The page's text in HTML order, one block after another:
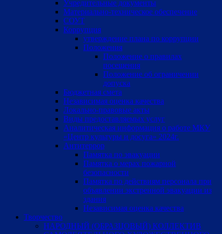
Учредительные документы
Материально-техническое обеспечение
СОУТ
Коррупция
утверждение плана по коррупции
Положения
Положение о правилах
посещения
Положение об ограничении
допуска
Бюджетная смета
Независимая оценка качества
Локально-правовые акты
Виды предоставляемых услуг
Аналитическая информация о работе МКУ
«Центр культуры и досуга» 2024г.
Антитеррор
Памятка по эвакуации
Памятка о мерах пожарной
безопасности
Памятка по действиям персонала при
объявлении экстренной эвакуации из
здания
Независимая оценка качества
Творчество
НАРОДНЫЙ (ОБРАЗЦОВЫЙ) КОЛЛЕКТИВ